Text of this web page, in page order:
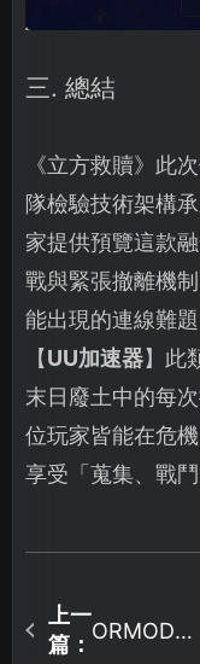
三. 總結
《立方救贖》此
隊檢驗技術架構
家提供預覽這款
戰與緊張撤離機
能出現的連線難
【UU加速器】此
末日廢土中的每
位玩家皆能在危
享受「蒐集、戰
上一
篇：
ORMOD